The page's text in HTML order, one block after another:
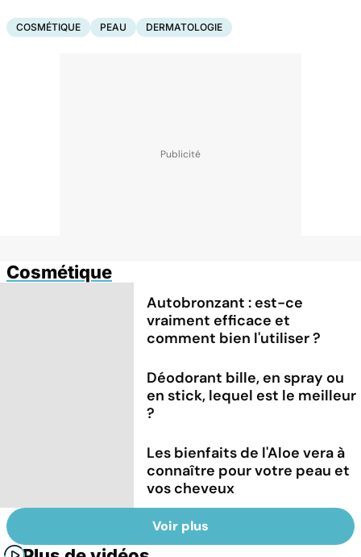
COSMÉTIQUE PEAU DERMATOLOGIE
Cosmétique
Autobronzant : est-ce
vraiment efficace et
comment bien l'utiliser ?
Déodorant bille, en spray ou
en stick, lequel est le meilleur
?
Les bienfaits de l'Aloe vera à
connaître pour votre peau et
vos cheveux
Voir plus